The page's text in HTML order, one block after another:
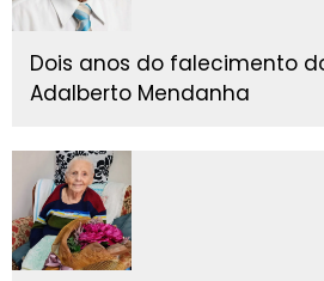
Dois anos do falecimento
Adalberto Mendanha